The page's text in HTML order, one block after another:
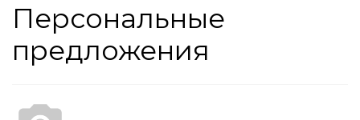
Персональные
предложения